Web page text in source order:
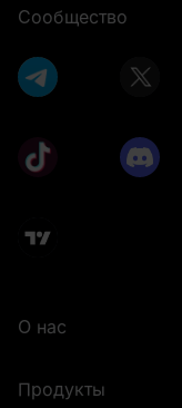
Сообщество
О нас
Продукты